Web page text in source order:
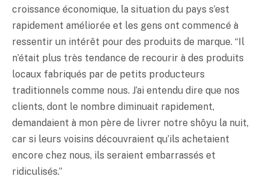
croissance économique, la situation du pays s’est
rapidement améliorée et les gens ont commencé à
ressentir un intérêt pour des produits de marque. “Il
n’était plus très tendance de recourir à des produits
locaux fabriqués par de petits producteurs
traditionnels comme nous. J’ai entendu dire que nos
clients, dont le nombre diminuait rapidement,
demandaient à mon père de livrer notre shôyu la nuit,
car si leurs voisins découvraient qu’ils achetaient
encore chez nous, ils seraient embarrassés et
ridiculisés.”